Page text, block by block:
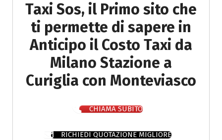
Taxi Sos, il Primo sito che
ti permette di sapere in
Anticipo il Costo Taxi da
Milano Stazione a
Curiglia con Monteviasco
CHIAMA SUBITO
RICHIEDI QUOTAZIONE MIGLIORE